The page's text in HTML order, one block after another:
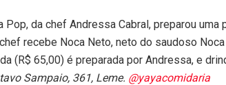
Pop, da chef Andressa Cabral, preparou
recebe Noca Neto, neto do saudoso
(R$ 65,00) é preparada por Andressa, e
Sampaio, 361, Leme. @yayacomidaria